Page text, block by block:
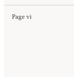
Page vi